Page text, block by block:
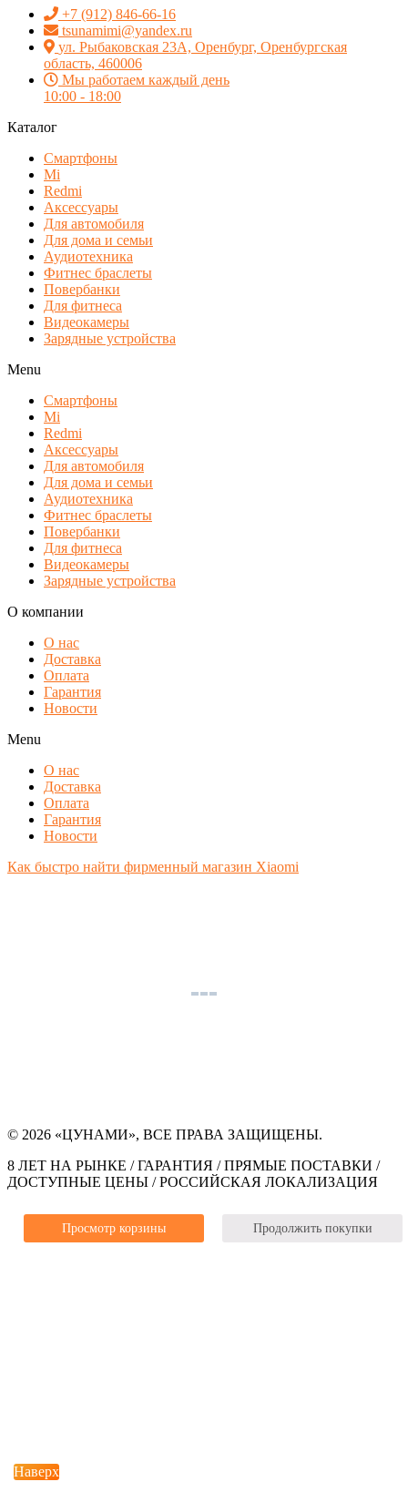
+7 (912) 846-66-16
tsunamimi@yandex.ru
ул. Рыбаковская 23А, Оренбург, Оренбургская
область, 460006
Мы работаем каждый день
10:00 - 18:00
Каталог
Смартфоны
Mi
Redmi
Аксессуары
Для автомобиля
Для дома и семьи
Аудиотехника
Фитнес браслеты
Повербанки
Для фитнеса
Видеокамеры
Зарядные устройства
Menu
Смартфоны
Mi
Redmi
Аксессуары
Для автомобиля
Для дома и семьи
Аудиотехника
Фитнес браслеты
Повербанки
Для фитнеса
Видеокамеры
Зарядные устройства
О компании
О нас
Доставка
Оплата
Гарантия
Новости
Menu
О нас
Доставка
Оплата
Гарантия
Новости
Как быстро найти фирменный магазин Xiaomi
© 2026 «ЦУНАМИ», ВСЕ ПРАВА ЗАЩИЩЕНЫ.
8 ЛЕТ НА РЫНКЕ / ГАРАНТИЯ / ПРЯМЫЕ ПОСТАВКИ /
ДОСТУПНЫЕ ЦЕНЫ / РОССИЙСКАЯ ЛОКАЛИЗАЦИЯ
Просмотр корзины Продолжить покупки
Наверх